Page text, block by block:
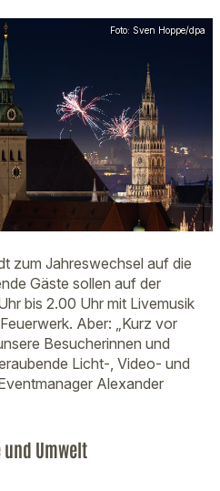
Foto: Sven Hoppe/dpa
zum Jahreswechsel auf die
Gäste sollen auf der
bis 2.00 Uhr mit Livemusik
Aber: „Kurz vor
Besucherinnen und
Licht-, Video- und
Alexander
und Umwelt